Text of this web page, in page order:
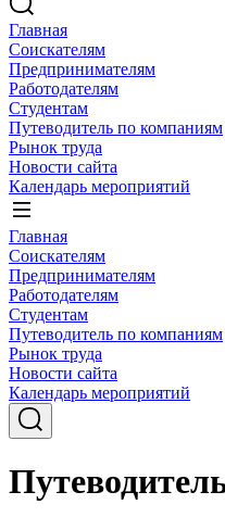
Главная
Соискателям
Предпринимателям
Работодателям
Студентам
Путеводитель по компаниям
Рынок труда
Новости сайта
Календарь мероприятий
Главная
Соискателям
Предпринимателям
Работодателям
Студентам
Путеводитель по компаниям
Рынок труда
Новости сайта
Календарь мероприятий